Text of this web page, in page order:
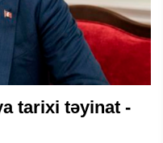
tarixi təyinat -